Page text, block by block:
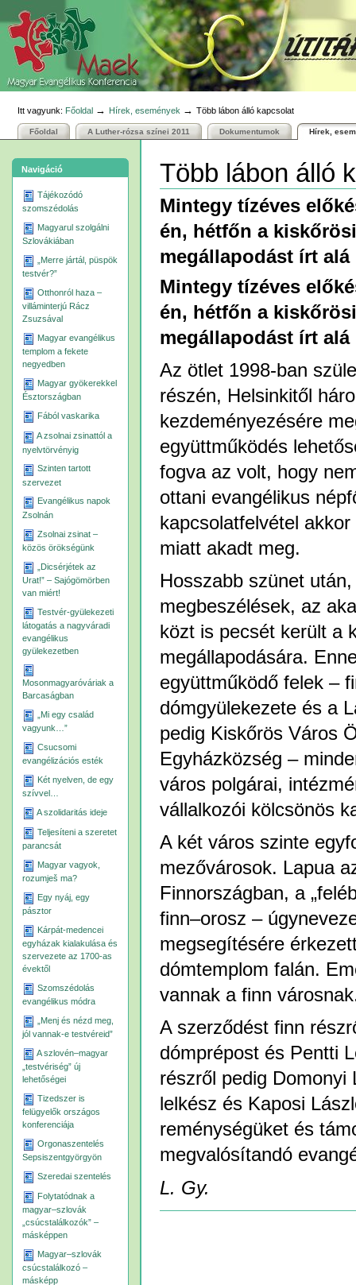
tartalomhoz
Ugrás
navigációhoz
eszközök
Itt vagyunk: Főoldal → Hírek, események →Több lábon álló kapcsolat
Főoldal A Luther-rózsa színei 2011 Dokumentumok Hírek,
Navigáció
Tájékozódó
szomszédolás
Magyarul szolgálni
Szlovákiában
„Merre jártál, püspök
testvér?”
Otthonról haza –
villáminterjú Rácz
Zsuzsával
Magyar evangélikus
templom a fekete
negyedben
Magyar gyökerekkel
Észtországban
Fából vaskarika
A zsolnai zsinattól a
nyelvtörvényig
Szinten tartott
szervezet
Evangélikus napok
Zsolnán
Zsolnai zsinat –
közös örökségünk
„Dicsérjétek az
Urat!” – Sajógömörben
van miért!
Testvér-gyülekezeti
látogatás a nagyváradi
evangélikus
gyülekezetben
Mosonmagyaróváriak a
Barcaságban
„Mi egy család
vagyunk…”
Csucsomi
evangélizációs esték
Két nyelven, de egy
szívvel…
A szolidaritás ideje
Teljesíteni a szeretet
parancsát
Magyar vagyok,
rozumješ ma?
Egy nyáj, egy
pásztor
Kárpát-medencei
egyházak kialakulása és
szervezete az 1700-as
évektől
Szomszédolás
evangélikus módra
„Menj és nézd meg,
jól vannak-e testvéreid”
A szlovén–magyar
„testvériség” új
lehetőségei
Tizedszer is
felügyelők országos
konferenciája
Orgonaszentelés
Sepsiszentgyörgyön
Szeredai szentelés
Folytatódnak a
magyar–szlovák
„csúcstalálkozók” –
másképpen
Magyar–szlovák
csúcstalálkozó –
másképp
Több lábon álló
Mintegy tízéves
én, hétfőn a
megállapodást írt
Mintegy tízéves
én, hétfőn a
megállapodást írt
Az ötlet 1998-ban
részén, Helsinkitől
kezdeményezésére
együttműködés
fogva az volt, hogy
ottani evangélikus
kapcsolatfelvétel
miatt akadt meg.
Hosszabb szünet
megbeszélések, az
közt is pecsét került a
megállapodására.
együttműködő felek –
dómgyülekezete és a
pedig Kiskőrös Város
Egyházközség –
város polgárai,
vállalkozói kölcsönös
A két város szinte
mezővárosok. Lapua
Finnországban, a
finn–orosz –
megsegítésére
dómtemplom falán.
vannak a finn
A szerződést finn
dómprépost és Pentti
részről pedig Domonyi
lelkész és Kaposi
reménységüket és
megvalósítandó
L. Gy.